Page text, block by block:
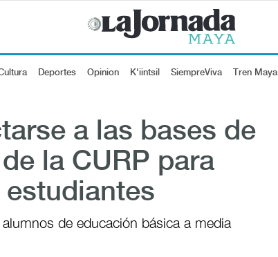
Deportes Opinion K'iintsil SiempreViva Tren Maya
a las bases de
la CURP para
de educación básica a media